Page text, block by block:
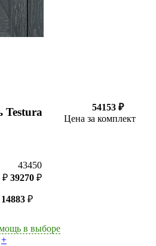
Testura
54153 ₽
Цена за комплект
43450
₽ 39270 ₽
14883 ₽
в выборе
+